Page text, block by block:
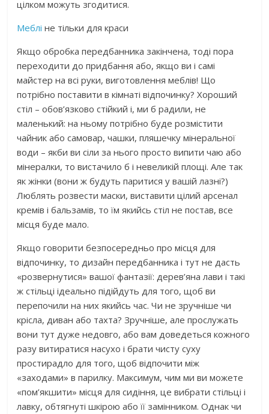
цілком можуть згодитися.
Меблі не тільки для краси
Якщо обробка передбанника закінчена, тоді пора
переходити до придбання або, якщо ви і самі
майстер на всі руки, виготовлення меблів! Що
потрібно поставити в кімнаті відпочинку? Хороший
стіл – обов’язково стійкий і, ми б радили, не
маленький: на ньому потрібно буде розмістити
чайник або самовар, чашки, пляшечку мінеральної
води – якби ви сіли за нього просто випити чаю або
мінералки, то вистачило б і невеликій площі. Але так
як жінки (вони ж будуть паритися у вашій лазні?)
Люблять розвести маски, виставити цілий арсенал
кремів і бальзамів, то їм якийсь стіл не постав, все
місця буде мало.
Якщо говорити безпосередньо про місця для
відпочинку, то дизайн передбанника і тут не дасть
«розвернутися» вашої фантазії: дерев’яна лави і такі
ж стільці ідеально підійдуть для того, щоб ви
перепочили на них якийсь час. Чи не зручніше чи
крісла, диван або тахта? Зручніше, але прослужать
вони тут дуже недовго, або вам доведеться кожного
разу витиратися насухо і брати чисту суху
простирадло для того, щоб відпочити між
«заходами» в парилку. Максимум, чим ми ви можете
«пом’якшити» місця для сидіння, це вибрати стільці і
лавку, обтягнуті шкірою або її замінником. Однак чи